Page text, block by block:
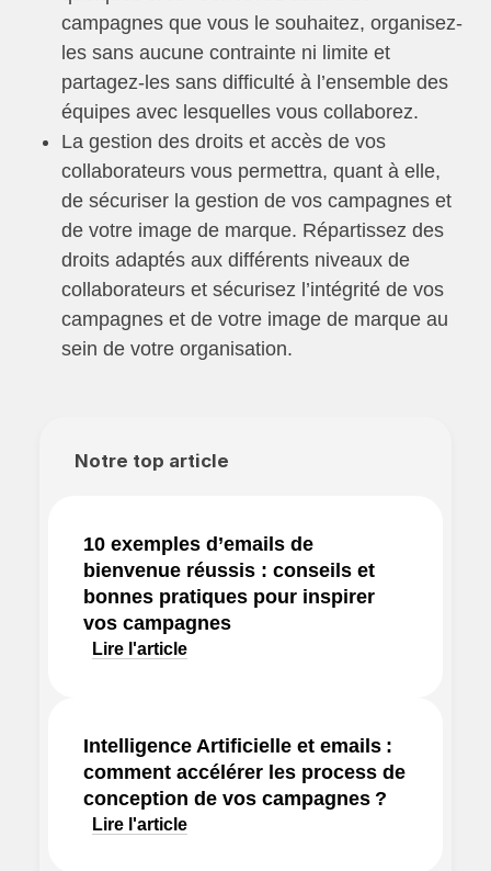
campagnes que vous le souhaitez, organisez-
les sans aucune contrainte ni limite et
partagez-les sans difficulté à l’ensemble des
équipes avec lesquelles vous collaborez.
La gestion des droits et accès de vos
collaborateurs vous permettra, quant à elle,
de sécuriser la gestion de vos campagnes et
de votre image de marque. Répartissez des
droits adaptés aux différents niveaux de
collaborateurs et sécurisez l’intégrité de vos
campagnes et de votre image de marque au
sein de votre organisation.
Notre top article
10 exemples d’emails de
bienvenue réussis : conseils et
bonnes pratiques pour inspirer
vos campagnes
Lire l'article
Intelligence Artificielle et emails :
comment accélérer les process de
conception de vos campagnes ?
Lire l'article